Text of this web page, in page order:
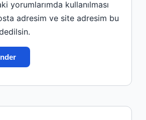
yorumlarımda kullanılması
adresim ve site adresim bu